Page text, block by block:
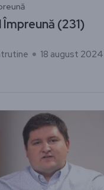
(231)
18 august 2024